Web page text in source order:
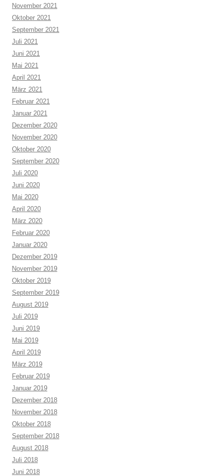
November 2021
Oktober 2021
September 2021
Juli 2021
Juni 2021
Mai 2021
April 2021
März 2021
Februar 2021
Januar 2021
Dezember 2020
November 2020
Oktober 2020
September 2020
Juli 2020
Juni 2020
Mai 2020
April 2020
März 2020
Februar 2020
Januar 2020
Dezember 2019
November 2019
Oktober 2019
September 2019
August 2019
Juli 2019
Juni 2019
Mai 2019
April 2019
März 2019
Februar 2019
Januar 2019
Dezember 2018
November 2018
Oktober 2018
September 2018
August 2018
Juli 2018
Juni 2018